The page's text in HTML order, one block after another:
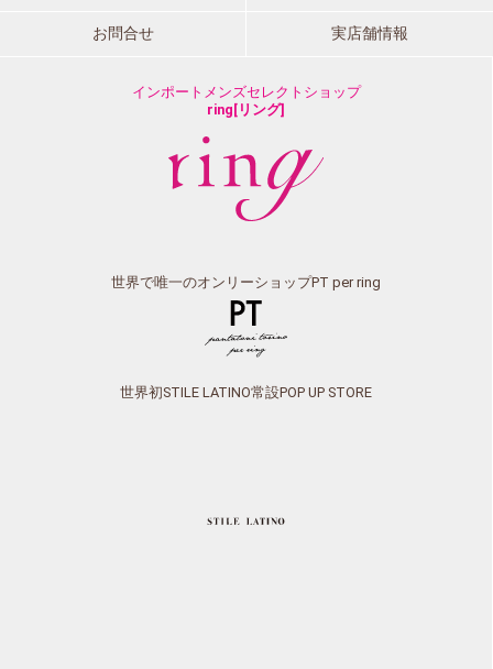
お問合せ 実店舗情報
インポートメンズセレクトショップ
ring[リング]
世界で唯一のオンリーショップPT per ring
世界初STILE LATINO常設POP UP STORE